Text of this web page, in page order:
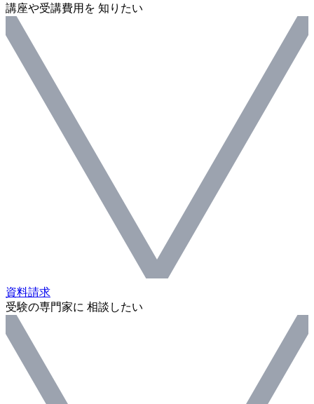
講座や受講費用を 知りたい
資料請求
受験の専門家に 相談したい